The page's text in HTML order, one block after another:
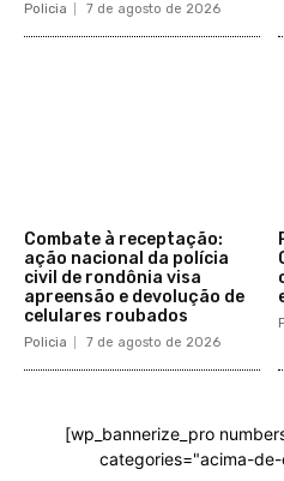
Policia 7 de agosto de 2026
Combate à receptação:
ação nacional da polícia
civil de rondônia visa
apreensão e devolução de
celulares roubados
Policia 7 de agosto de 2026
[wp_bannerize_pro
categories="acima-